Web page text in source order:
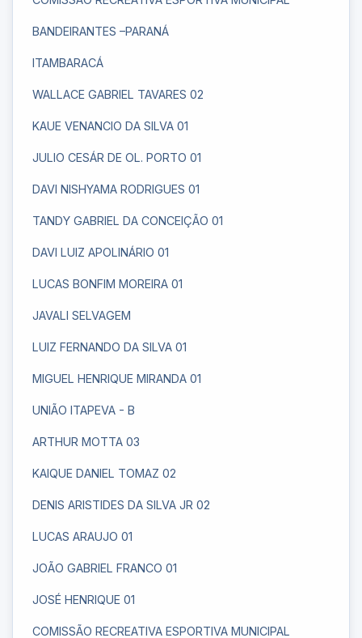
BANDEIRANTES –PARANÁ
ITAMBARACÁ
WALLACE GABRIEL TAVARES 02
KAUE VENANCIO DA SILVA 01
JULIO CESÁR DE OL. PORTO 01
DAVI NISHYAMA RODRIGUES 01
TANDY GABRIEL DA CONCEIÇÃO 01
DAVI LUIZ APOLINÁRIO 01
LUCAS BONFIM MOREIRA 01
JAVALI SELVAGEM
LUIZ FERNANDO DA SILVA 01
MIGUEL HENRIQUE MIRANDA 01
UNIÃO ITAPEVA - B
ARTHUR MOTTA 03
KAIQUE DANIEL TOMAZ 02
DENIS ARISTIDES DA SILVA JR 02
LUCAS ARAUJO 01
JOÃO GABRIEL FRANCO 01
JOSÉ HENRIQUE 01
COMISSÃO RECREATIVA ESPORTIVA MUNICIPAL